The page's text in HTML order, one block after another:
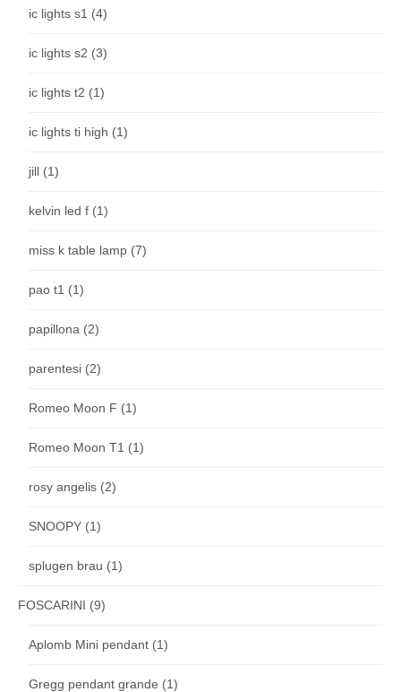
ic lights s1 (4)
ic lights s2 (3)
ic lights t2 (1)
ic lights ti high (1)
jill (1)
kelvin led f (1)
miss k table lamp (7)
pao t1 (1)
papillona (2)
parentesi (2)
Romeo Moon F (1)
Romeo Moon T1 (1)
rosy angelis (2)
SNOOPY (1)
splugen brau (1)
FOSCARINI (9)
Aplomb Mini pendant (1)
Gregg pendant grande (1)